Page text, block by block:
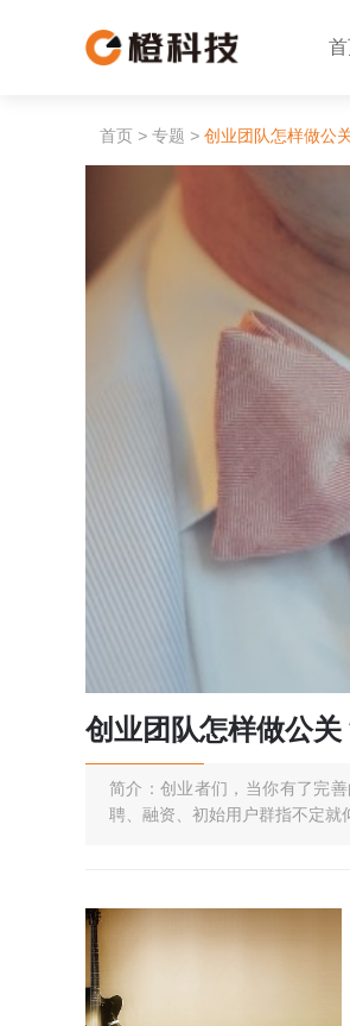
首页 > 专题 > 创业团队怎样做公
创业团队怎样做公关
简介：创业者们，当你有了完
聘、融资、初始用户群指不定就